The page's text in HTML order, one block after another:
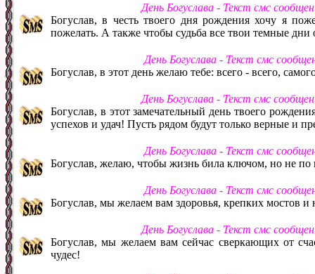
День Богуслава - Текст смс
Богуслав, в честь твоего дня рождения хочу я
пожелать. А также чтобы судьба все твои темные дни
День Богуслава - Текст смс
Богуслав, в этот день желаю тебе: всего - всего,
День Богуслава - Текст смс
Богуслав, в этот замечательный день твоего
успехов и удач! Пусть рядом будут только верные и
День Богуслава - Текст смс
Богуслав, желаю, чтобы жизнь била ключом, но не по
День Богуслава - Текст смс
Богуслав, мы желаем вам здоровья, крепких мостов
День Богуслава - Текст смс
Богуслав, мы желаем вам сейчас сверкающих от
чудес!